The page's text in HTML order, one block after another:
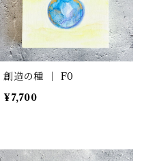
創造の種 ｜ F0
¥7,700